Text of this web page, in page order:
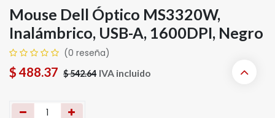
Mouse Dell Óptico MS3320W,
Inalámbrico, USB-A, 1600DPI, Negro
(0 reseña)
$ 488.37 $542.64 IVA incluido